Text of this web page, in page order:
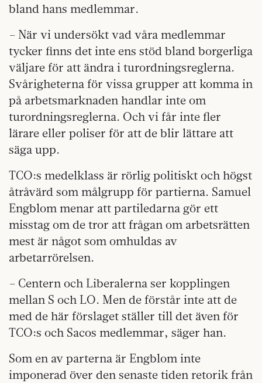
bland hans medlemmar.
– När vi undersökt vad våra medlemmar
tycker finns det inte ens stöd bland borgerliga
väljare för att ändra i turordnings­reglerna.
Svårigheterna för vissa grupper att komma in
på arbetsmarknaden handlar inte om
turordningsreglerna. Och vi får inte fler
lärare eller poliser för att de blir lättare att
säga upp.
TCO:s medelklass är rörlig politiskt och högst
åtråvärd som målgrupp för partierna. Samuel
Engblom menar att partiledarna gör ett
misstag om de tror att frågan om arbetsrätten
mest är något som omhuldas av
arbetarrörelsen.
– Centern och Liberalerna ser kopplingen
mellan S och LO. Men de förstår inte att de
med de här förslaget ställer till det även för
TCO:s och Sacos medlemmar, säger han.
Som en av parterna är Engblom inte
imponerad över den senaste tiden retorik från